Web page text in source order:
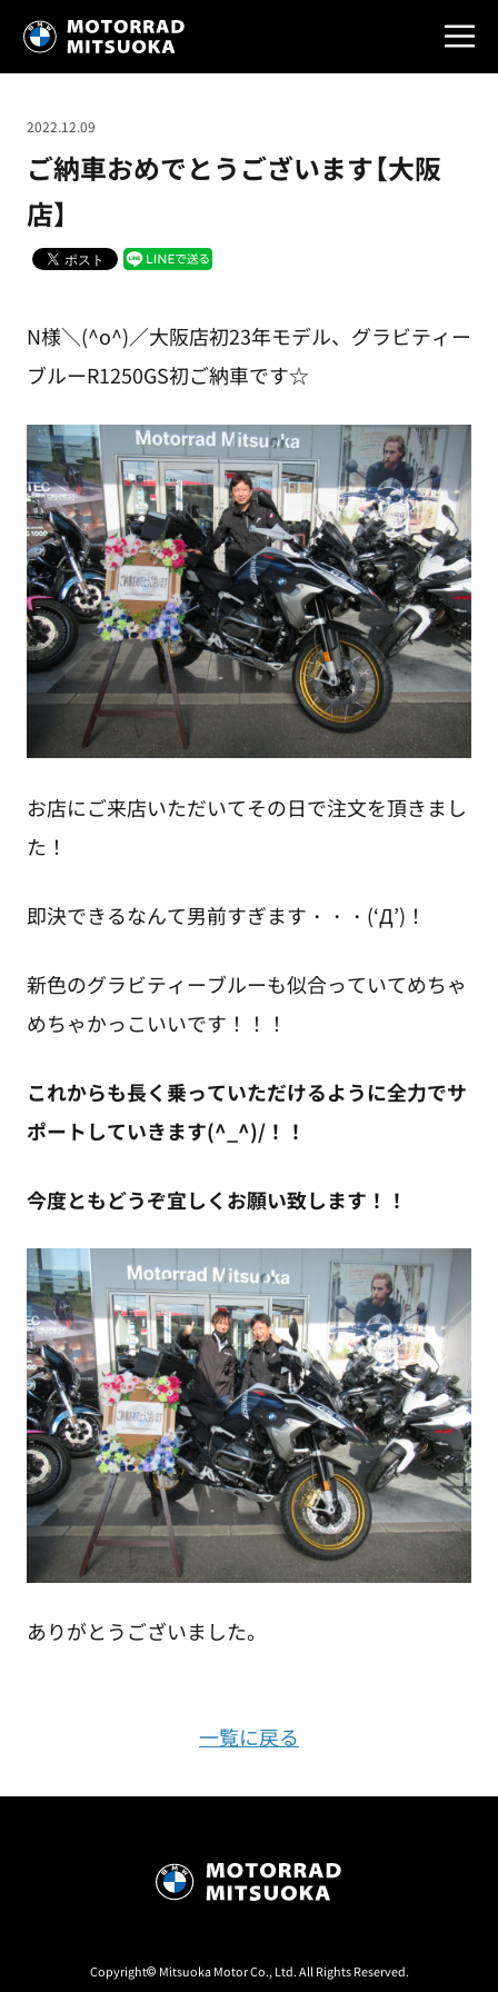
ご納車おめでとうございます【大阪
店】
2022.12.09
N様＼(^o^)／大阪店初23年モデル、グラビティー
ブルーR1250GS初ご納車です☆
お店にご来店いただいてその日で注文を頂きまし
た！
即決できるなんて男前すぎます・・・(‘Д’)！
新色のグラビティーブルーも似合っていてめちゃ
めちゃかっこいいです！！！
これからも長く乗っていただけるように全力でサ
ポートしていきます(^_^)/！！
今度ともどうぞ宜しくお願い致します！！
ありがとうございました。
一覧に戻る
Copyright© Mitsuoka Motor Co., Ltd. All Rights Reserved.